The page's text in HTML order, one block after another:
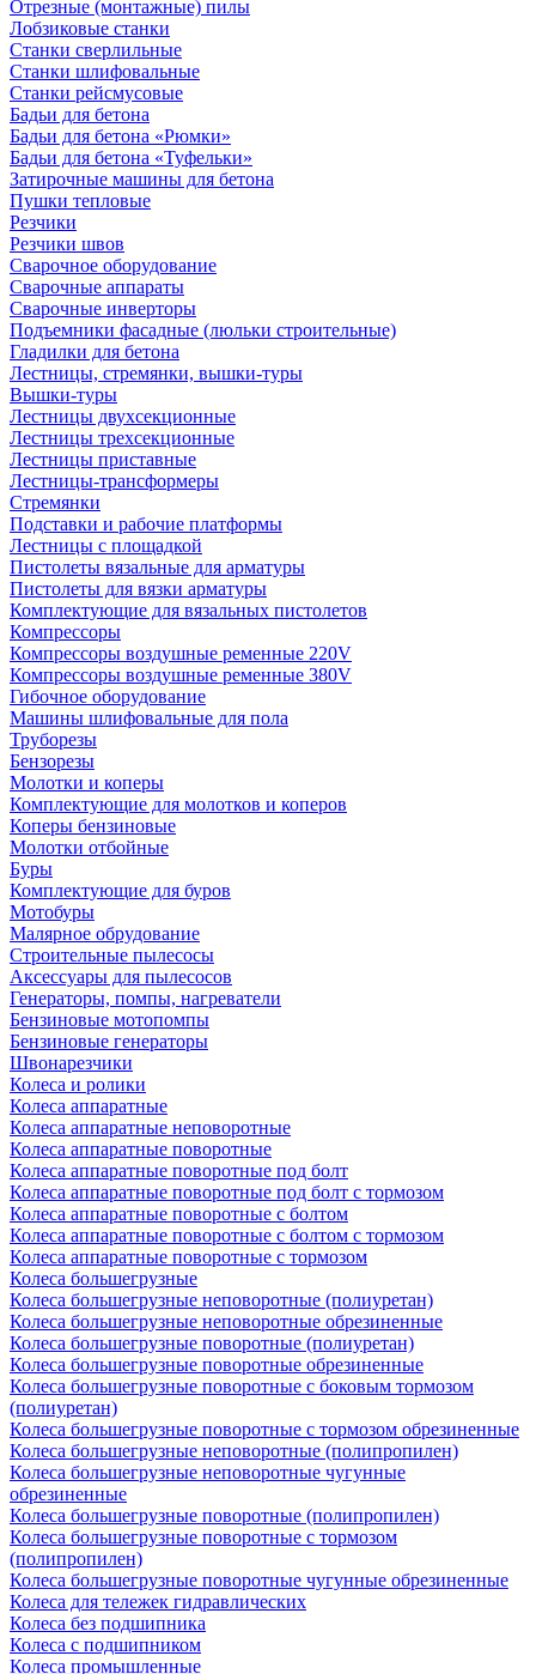
Отрезные (монтажные) пилы
Лобзиковые станки
Станки сверлильные
Станки шлифовальные
Станки рейсмусовые
Бадьи для бетона
Бадьи для бетона «Рюмки»
Бадьи для бетона «Туфельки»
Затирочные машины для бетона
Пушки тепловые
Резчики
Резчики швов
Сварочное оборудование
Сварочные аппараты
Сварочные инверторы
Подъемники фасадные (люльки строительные)
Гладилки для бетона
Лестницы, стремянки, вышки-туры
Вышки-туры
Лестницы двухсекционные
Лестницы трехсекционные
Лестницы приставные
Лестницы-трансформеры
Стремянки
Подставки и рабочие платформы
Лестницы с площадкой
Пистолеты вязальные для арматуры
Пистолеты для вязки арматуры
Комплектующие для вязальных пистолетов
Компрессоры
Компрессоры воздушные ременные 220V
Компрессоры воздушные ременные 380V
Гибочное оборудование
Машины шлифовальные для пола
Труборезы
Бензорезы
Молотки и коперы
Комплектующие для молотков и коперов
Коперы бензиновые
Молотки отбойные
Буры
Комплектующие для буров
Мотобуры
Малярное обрудование
Строительные пылесосы
Аксессуары для пылесосов
Генераторы, помпы, нагреватели
Бензиновые мотопомпы
Бензиновые генераторы
Швонарезчики
Колеса и ролики
Колеса аппаратные
Колеса аппаратные неповоротные
Колеса аппаратные поворотные
Колеса аппаратные поворотные под болт
Колеса аппаратные поворотные под болт с тормозом
Колеса аппаратные поворотные с болтом
Колеса аппаратные поворотные с болтом с тормозом
Колеса аппаратные поворотные с тормозом
Колеса большегрузные
Колеса большегрузные неповоротные (полиуретан)
Колеса большегрузные неповоротные обрезиненные
Колеса большегрузные поворотные (полиуретан)
Колеса большегрузные поворотные обрезиненные
Колеса большегрузные поворотные с боковым тормозом
(полиуретан)
Колеса большегрузные поворотные с тормозом обрезиненные
Колеса большегрузные неповоротные (полипропилен)
Колеса большегрузные неповоротные чугунные
обрезиненные
Колеса большегрузные поворотные (полипропилен)
Колеса большегрузные поворотные с тормозом
(полипропилен)
Колеса большегрузные поворотные чугунные обрезиненные
Колеса для тележек гидравлических
Колеса без подшипника
Колеса с подшипником
Колеса промышленные